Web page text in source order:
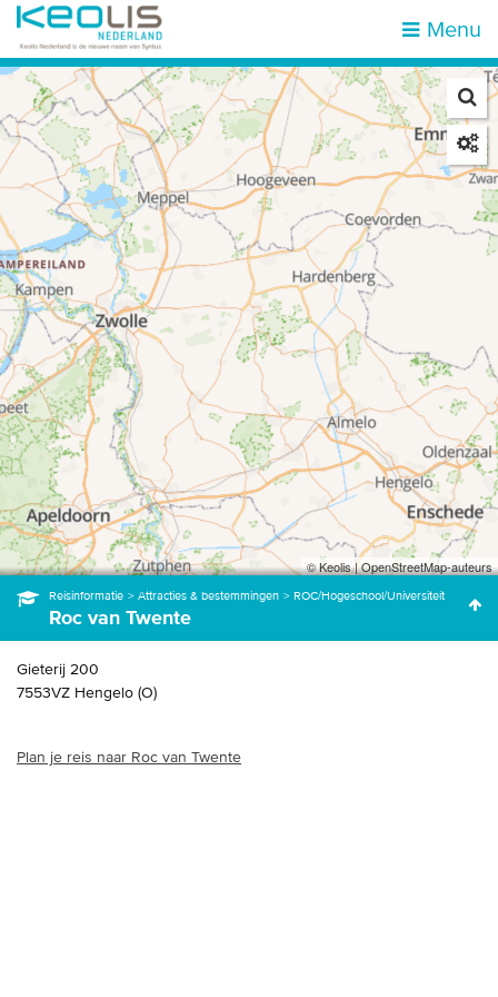
Menu
Home
Mobiliteit
Reisinformatie
Over ons
Vacatures
Klantenservice
Kies een reisgebied
© Keolis | OpenStreetMap-auteurs
Zoek op halte of adres Mijn locatie
Haltes Attracties & bestemmingen Zones
Reisinformatie Attracties & bestemmingen ROC/Hogeschool/Universiteit
Roc van Twente
Gieterij 200
7553VZ Hengelo (O)
Plan je reis naar Roc van Twente